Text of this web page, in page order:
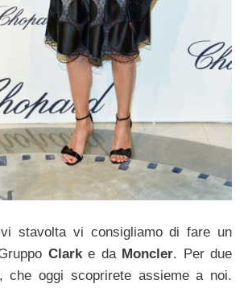
stavolta vi consigliamo di fare un
Clarke da Moncler. Per due
che oggi scoprirete assieme a noi.